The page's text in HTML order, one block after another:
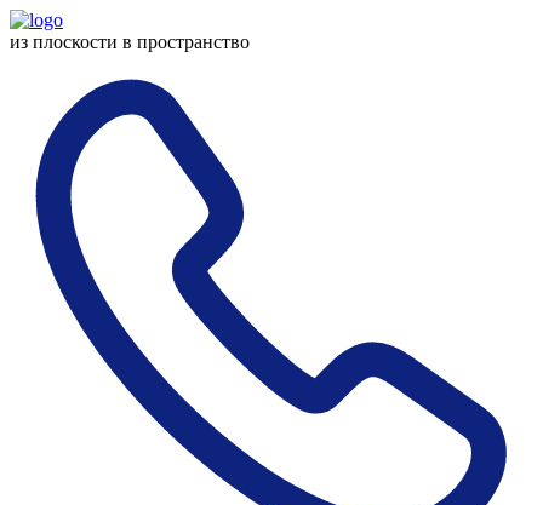
из плоскости в пространство